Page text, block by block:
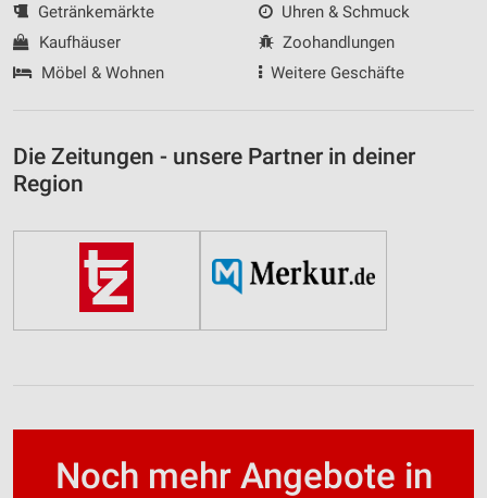
Getränkemärkte
Kaufhäuser
Möbel & Wohnen
Uhren & Schmuck
Zoohandlungen
Weitere Geschäfte
Die Zeitungen - unsere Partner in deiner
Region
Noch mehr Angebote in